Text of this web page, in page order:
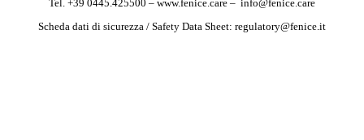
Tel. +39 0445.425500 – www.fenice.care – info@fenice.care
Scheda dati di sicurezza / Safety Data Sheet: regulatory@fenice.it